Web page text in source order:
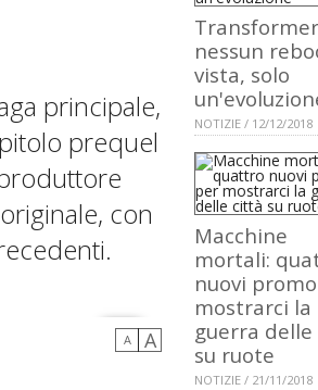
principale,
prequel
con
A A
nessun
vista, solo
NOTIZIE / 12/12/2018
Macchine
mortali:
nuovi
mostrarci la
guerra
su ruote
NOTIZIE / 21/11/2018